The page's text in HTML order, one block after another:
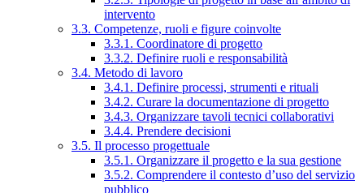
intervento
3.3. Competenze, ruoli e figure coinvolte
3.3.1. Coordinatore di progetto
3.3.2. Definire ruoli e responsabilità
3.4. Metodo di lavoro
3.4.1. Definire processi, strumenti e rituali
3.4.2. Curare la documentazione di progetto
3.4.3. Organizzare tavoli tecnici collaborativi
3.4.4. Prendere decisioni
3.5. Il processo progettuale
3.5.1. Organizzare il progetto e la sua gestione
3.5.2. Comprendere il contesto d’uso del servizio
pubblico